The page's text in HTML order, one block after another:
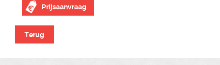
Prijsaanvraag
Terug